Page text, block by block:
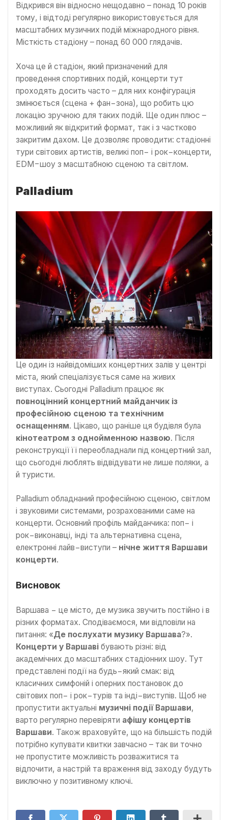
Відкрився він відносно нещодавно – понад 10 років
тому, і відтоді регулярно використовується для
масштабних музичних подій міжнародного рівня.
Місткість стадіону – понад 60 000 глядачів.
Хоча це й стадіон, який призначений для
проведення спортивних подій, концерти тут
проходять досить часто – для них конфігурація
змінюється (сцена + фан−зона), що робить цю
локацію зручною для таких подій. Ще один плюс –
можливий як відкритий формат, так і з частково
закритим дахом. Це дозволяє проводити: стадіонні
тури світових артистів, великі поп− і рок−концерти,
EDM−шоу з масштабною сценою та світлом.
Palladium
Це один із найвідоміших концертних залів у центрі
міста, який спеціалізується саме на живих
виступах. Сьогодні Palladium працює як
повноцінний концертний майданчик із
професійною сценою та технічним
оснащенням. Цікаво, що раніше ця будівля була
кінотеатром з однойменною назвою. Після
реконструкції її переобладнали під концертний зал,
що сьогодні люблять відвідувати не лише поляки, а
й туристи.
Palladium обладнаний професійною сценою, світлом
і звуковими системами, розрахованими саме на
концерти. Основний профіль майданчика: поп− і
рок−виконавці, інді та альтернативна сцена,
електронні лайв−виступи – нічне життя Варшави
концерти.
Висновок
Варшава − це місто, де музика звучить постійно і в
різних форматах. Сподіваємося, ми відповіли на
питання: «Де послухати музику Варшава?».
Концерти у Варшаві бувають різні: від
академічних до масштабних стадіонних шоу. Тут
представлені події на будь−який смак: від
класичних симфоній і оперних постановок до
світових поп− і рок−турів та інді−виступів. Щоб не
пропустити актуальні музичні події Варшави,
варто регулярно перевіряти афішу концертів
Варшави. Також враховуйте, що на більшість подій
потрібно купувати квитки завчасно – так ви точно
не пропустите можливість розважитися та
відпочити, а настрій та враження від заходу будуть
виключно у позитивному ключі.